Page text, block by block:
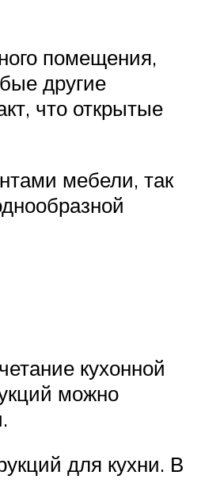
помещения,
другие
что открытые
мебели, так
кухонной
можно
для кухни. В